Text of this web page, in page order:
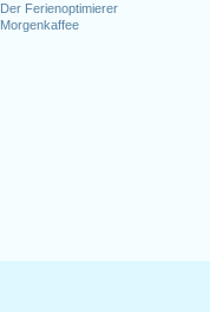
Der Ferienoptimierer
Morgenkaffee